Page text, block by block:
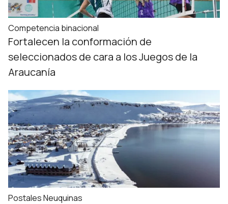
Competencia binacional
Fortalecen la conformación de
seleccionados de cara a los Juegos de la
Araucanía
Postales Neuquinas